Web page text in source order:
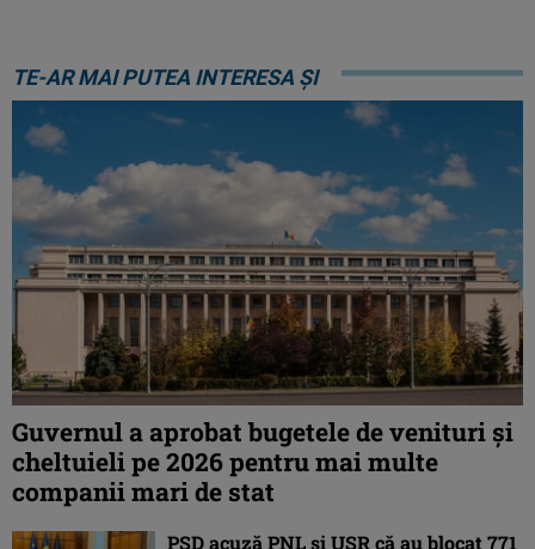
TE-AR MAI PUTEA INTERESA ȘI
Guvernul a aprobat bugetele de venituri și
cheltuieli pe 2026 pentru mai multe
companii mari de stat
PSD acuză PNL și USR că au blocat 771